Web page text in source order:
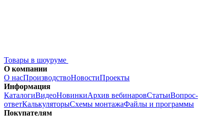
Товары в шоуруме
О компании
О насПроизводствоНовостиПроекты
Информация
КаталогиВидеоНовинкиАрхив вебинаровСтатьиВопрос-
ответКалькуляторыСхемы монтажаФайлы и программы
Покупателям